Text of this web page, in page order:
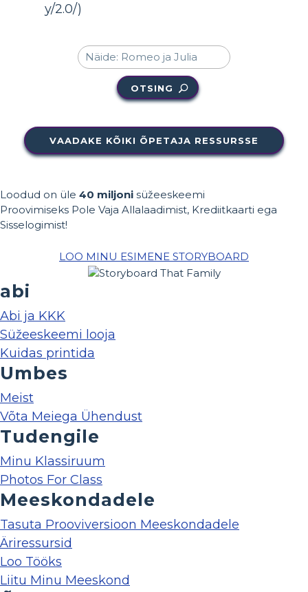
y/2.0/)
OTSING
VAADAKE KÕIKI ÕPETAJA RESSURSSE
Loodud on üle 40 miljoni süžeeskeemi
Proovimiseks Pole Vaja Allalaadimist, Krediitkaarti ega
Sisselogimist!
LOO MINU ESIMENE STORYBOARD
abi
Abi ja KKK
Süžeeskeemi looja
Kuidas printida
Umbes
Meist
Võta Meiega Ühendust
Tudengile
Minu Klassiruum
Photos For Class
Meeskondadele
Tasuta Prooviversioon Meeskondadele
Äriressursid
Loo Tööks
Liitu Minu Meeskond